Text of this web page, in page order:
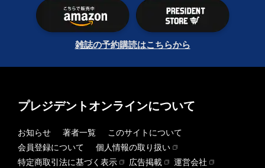
雑誌の予約購読はこちらから
プレジデントオンラインについて
お知らせ 著者一覧
このサイトについて
会員登録について
個人情報の取り扱い
特定商取引法に基づく表示
広告掲載
運営会社